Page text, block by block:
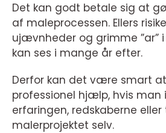
Det kan godt betale sig at
af maleprocessen. Ellers
ujævnheder og grimme ”ar”
kan ses i mange år efter.
Derfor kan det være smart
professionel hjælp, hvis man
erfaringen, redskaberne
malerprojektet selv.